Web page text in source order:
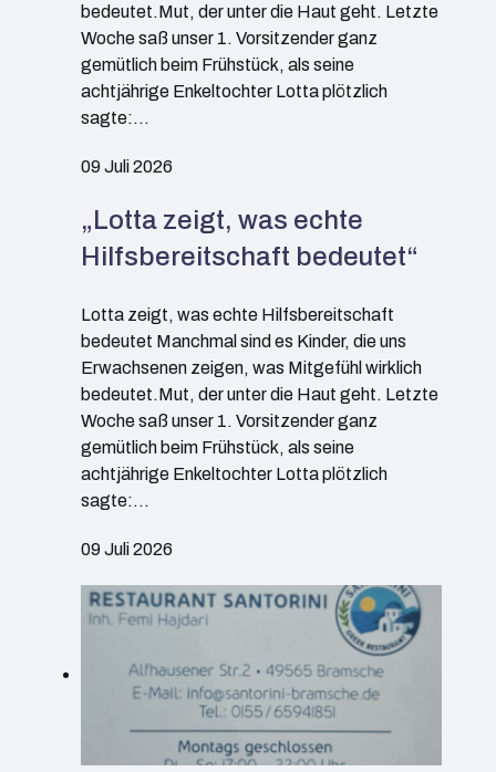
bedeutet.Mut, der unter die Haut geht. Letzte
Woche saß unser 1. Vorsitzender ganz
gemütlich beim Frühstück, als seine
achtjährige Enkeltochter Lotta plötzlich
sagte:…
09 Juli 2026
„Lotta zeigt, was echte
Hilfsbereitschaft bedeutet“
Lotta zeigt, was echte Hilfsbereitschaft
bedeutet Manchmal sind es Kinder, die uns
Erwachsenen zeigen, was Mitgefühl wirklich
bedeutet.Mut, der unter die Haut geht. Letzte
Woche saß unser 1. Vorsitzender ganz
gemütlich beim Frühstück, als seine
achtjährige Enkeltochter Lotta plötzlich
sagte:…
09 Juli 2026